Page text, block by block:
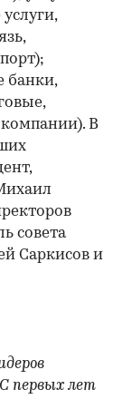
банки,
В
совета
Саркисов и
С первых лет